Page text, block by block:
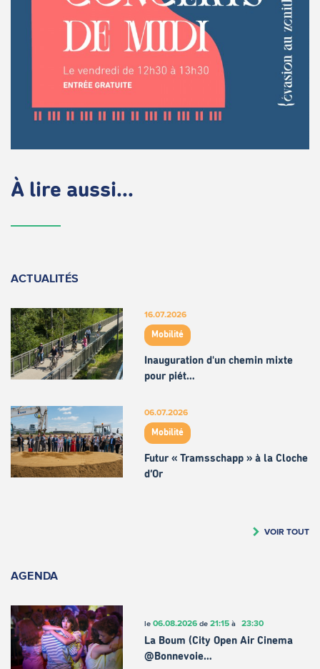
À lire aussi...
ACTUALITÉS
16.07.2026
Mobilité
Inauguration d'un chemin mixte
pour piét…
06.07.2026
Mobilité
Futur « Tramsschapp » à la Cloche
d’Or
VOIR TOUT
AGENDA
le 06.08.2026de 21:15à 23:30
La Boum (City Open Air Cinema
@Bonnevoie…